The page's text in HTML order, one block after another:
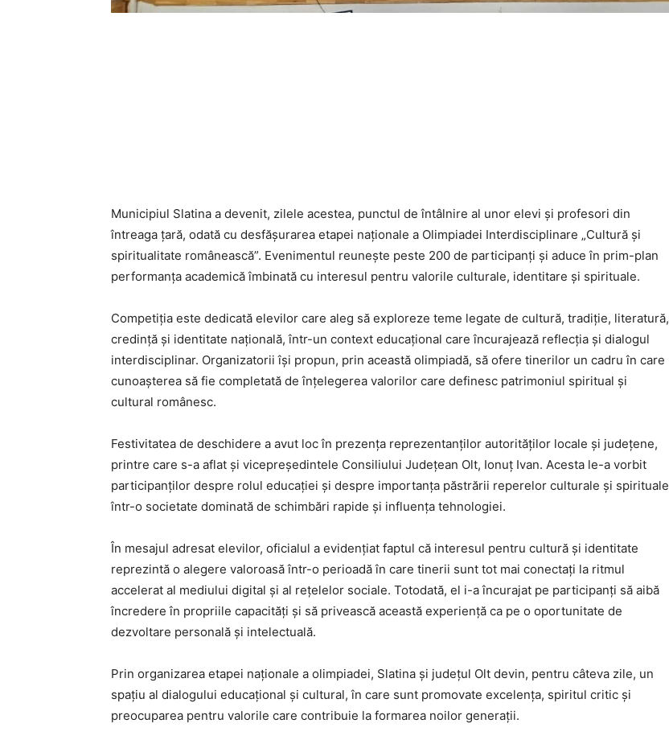
Municipiul Slatina a devenit, zilele acestea, punctul de întâlnire al unor elevi și profesori din
întreaga țară, odată cu desfășurarea etapei naționale a Olimpiadei Interdisciplinare „Cultură și
spiritualitate românească”. Evenimentul reunește peste 200 de participanți și aduce în prim-plan
performanța academică îmbinată cu interesul pentru valorile culturale, identitare și spirituale.
Competiția este dedicată elevilor care aleg să exploreze teme legate de cultură, tradiție, literatură,
credință și identitate națională, într-un context educațional care încurajează reflecția și dialogul
interdisciplinar. Organizatorii își propun, prin această olimpiadă, să ofere tinerilor un cadru în care
cunoașterea să fie completată de înțelegerea valorilor care definesc patrimoniul spiritual și
cultural românesc.
Festivitatea de deschidere a avut loc în prezența reprezentanților autorităților locale și județene,
printre care s-a aflat și vicepreședintele Consiliului Județean Olt, Ionuț Ivan. Acesta le-a vorbit
participanților despre rolul educației și despre importanța păstrării reperelor culturale și spirituale
într-o societate dominată de schimbări rapide și influența tehnologiei.
În mesajul adresat elevilor, oficialul a evidențiat faptul că interesul pentru cultură și identitate
reprezintă o alegere valoroasă într-o perioadă în care tinerii sunt tot mai conectați la ritmul
accelerat al mediului digital și al rețelelor sociale. Totodată, el i-a încurajat pe participanți să aibă
încredere în propriile capacități și să privească această experiență ca pe o oportunitate de
dezvoltare personală și intelectuală.
Prin organizarea etapei naționale a olimpiadei, Slatina și județul Olt devin, pentru câteva zile, un
spațiu al dialogului educațional și cultural, în care sunt promovate excelența, spiritul critic și
preocuparea pentru valorile care contribuie la formarea noilor generații.